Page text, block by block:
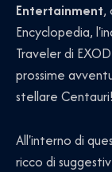
Entertainment,
Encyclopedia,
Traveler di
prossime
stellare Centauri!
All'interno di
ricco di